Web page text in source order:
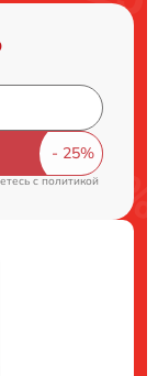
cполитикой